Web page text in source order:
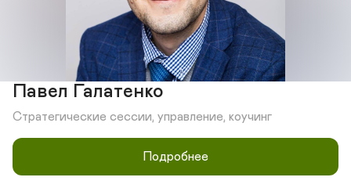
Павел Галатенко
Стратегические сессии, управление, коучинг
Подробнее